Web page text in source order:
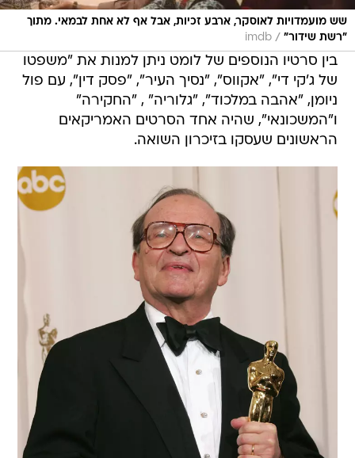
שש מועמדויות לאוסקר, ארבע זכיות, אבל אף לא אחת לבמאי. מתוך
"רשת שידור" /
imdb
בין סרטיו הנוספים של לומט ניתן למנות את "משפטו
של ג'קי די", "אקווס", "נסיך העיר", "פסק דין", עם פול
ניומן, "אהבה במלכוד", "גלוריה" , "החקירה"
ו"המשכונאי", שהיה אחד הסרטים האמריקאים
הראשונים שעסקו בזיכרון השואה.